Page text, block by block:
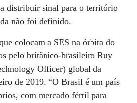
distribuir sinal para o território
não foi definido.
colocam a SES na órbita do
pelo britânico-brasileiro Ruy
Officer) global da
de 2019. “O Brasil é um país
com mercado fértil para